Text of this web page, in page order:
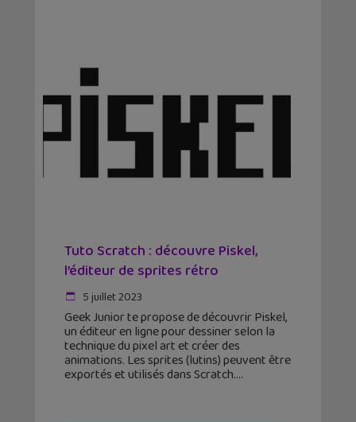
Tuto Scratch : découvre Piskel,
l’éditeur de sprites rétro
5 juillet 2023
Geek Junior te propose de découvrir Piskel,
un éditeur en ligne pour dessiner selon la
technique du pixel art et créer des
animations. Les sprites (lutins) peuvent être
exportés et utilisés dans Scratch.